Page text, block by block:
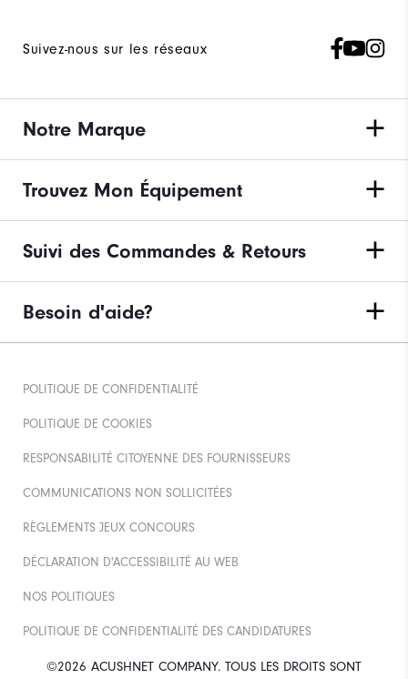
Suivez-nous sur les réseaux
Notre Marque
Trouvez Mon Équipement
Suivi des Commandes & Retours
Besoin d'aide?
©2026 ACUSHNET COMPANY. TOUS LES DROITS SONT
POLITIQUE DE CONFIDENTIALITÉ
POLITIQUE DE COOKIES
RESPONSABILITÉ CITOYENNE DES FOURNISSEURS
COMMUNICATIONS NON SOLLICITÉES
RÈGLEMENTS JEUX CONCOURS
DÉCLARATION D'ACCESSIBILITÉ AU WEB
NOS POLITIQUES
POLITIQUE DE CONFIDENTIALITÉ DES CANDIDATURES